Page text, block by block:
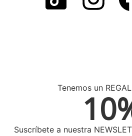
Tenemos un
Suscríbete a nuestra